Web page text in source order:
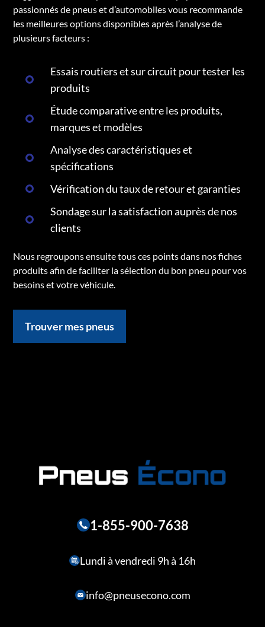
passionnés de pneus et d’automobiles vous recommande
les meilleures options disponibles après l’analyse de
plusieurs facteurs :
Essais routiers et sur circuit pour tester les
produits
Étude comparative entre les produits,
marques et modèles
Analyse des caractéristiques et
spécifications
Vérification du taux de retour et garanties
Sondage sur la satisfaction auprès de nos
clients
Nous regroupons ensuite tous ces points dans nos fiches
produits afin de faciliter la sélection du bon pneu pour vos
besoins et votre véhicule.
Trouver mes pneus
1-855-900-7638
Lundi à vendredi 9h à 16h
info@pneusecono.com